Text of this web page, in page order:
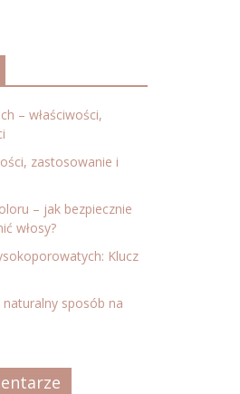
– właściwości,
zastosowanie i
– jak bezpiecznie
włosy?
Klucz
sposób na